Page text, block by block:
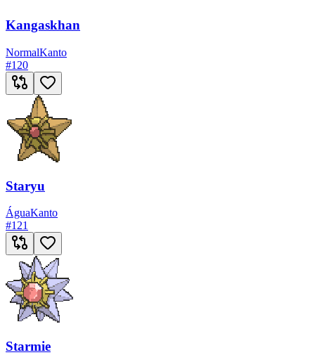
Kangaskhan
NormalKanto
#120
Staryu
ÁguaKanto
#121
Starmie